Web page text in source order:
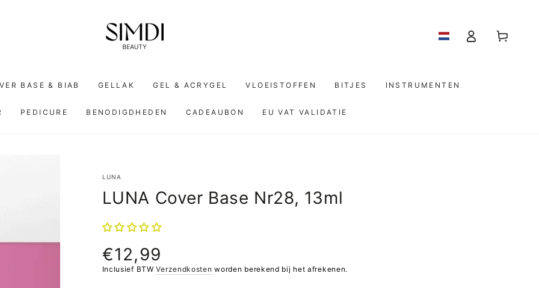
BASE & BIAB GELLAK GEL & ACRYGEL VLOEISTOFFEN BITJES INSTRUMENTEN
PEDICURE BENODIGDHEDEN CADEAUBON EU VAT VALIDATIE
Log
in
Winkelwagen
LUNA
LUNA Cover Base Nr28, 13ml
Normale
prijs
€12,99
Inclusief BTWVerzendkosten worden berekend bij het afrekenen.